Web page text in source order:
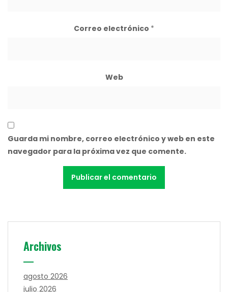
Correo electrónico *
Web
Guarda mi nombre, correo electrónico y web en este
navegador para la próxima vez que comente.
Archivos
agosto 2026
julio 2026